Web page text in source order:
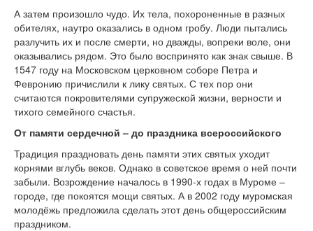
А затем произошло чудо. Их тела, похороненные в разных
обителях, наутро оказались в одном гробу. Люди пытались
разлучить их и после смерти, но дважды, вопреки воле, они
оказывались рядом. Это было воспринято как знак свыше. В
1547 году на Московском церковном соборе Петра и
Февронию причислили к лику святых. С тех пор они
считаются покровителями супружеской жизни, верности и
тихого семейного счастья.
От памяти сердечной – до праздника всероссийского
Традиция праздновать день памяти этих святых уходит
корнями вглубь веков. Однако в советское время о ней почти
забыли. Возрождение началось в 1990-х годах в Муроме –
городе, где покоятся мощи святых. А в 2002 году муромская
молодёжь предложила сделать этот день общероссийским
праздником.